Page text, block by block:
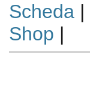
Scheda|
Shop |